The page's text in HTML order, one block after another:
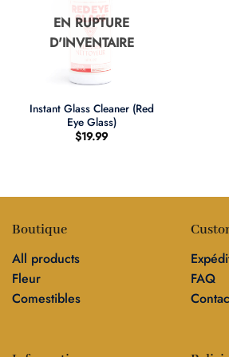
EN RUPTURE
D'INVENTAIRE
Instant Glass Cleaner (Red
Eye Glass)
$19.99
Boutique
All products
Fleur
Comestibles
FAQ